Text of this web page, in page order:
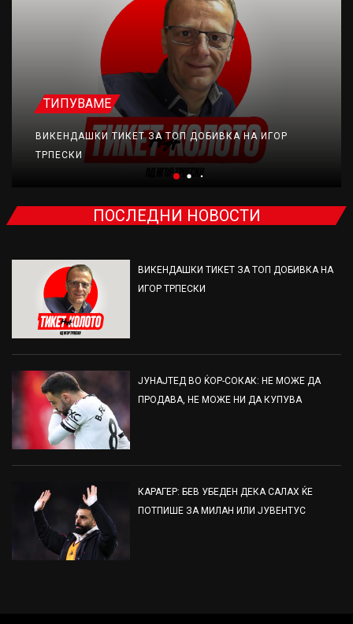
ТИПУВАМЕ
ВИКЕНДАШКИ ТИКЕТ ЗА ТОП ДОБИВКА НА ИГОР
ТРПЕСКИ
ПОСЛЕДНИ НОВОСТИ
ВИКЕНДАШКИ ТИКЕТ ЗА ТОП ДОБИВКА НА
ИГОР ТРПЕСКИ
ЈУНАЈТЕД ВО ЌОР-СОКАК: НЕ МОЖЕ ДА
ПРОДАВА, НЕ МОЖЕ НИ ДА КУПУВА
КАРАГЕР: БЕВ УБЕДЕН ДЕКА САЛАХ ЌЕ
ПОТПИШЕ ЗА МИЛАН ИЛИ ЈУВЕНТУС